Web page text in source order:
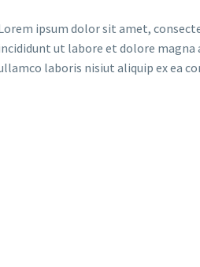
ipsum dolor sit amet,
ut labore et dolore magna
laboris nisiut aliquip ex ea